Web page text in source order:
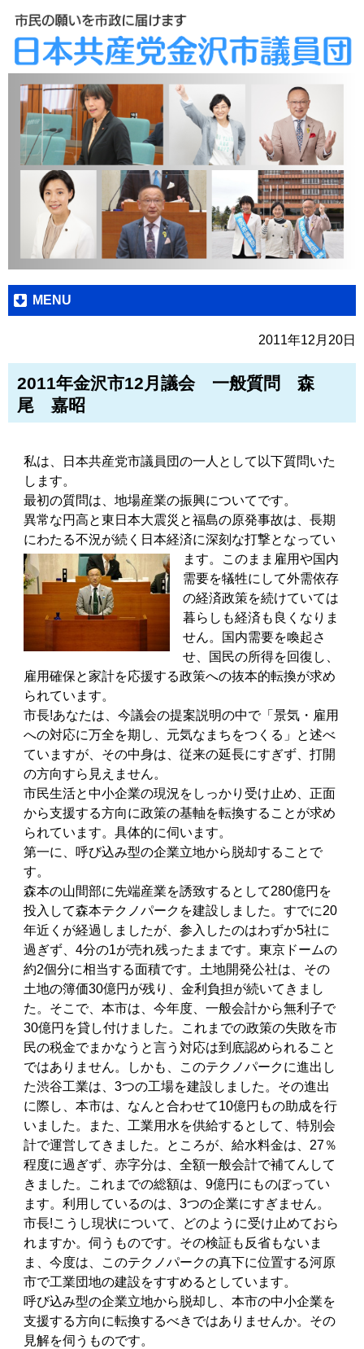
MENU
2011年12月20日
2011年金沢市12月議会 一般質問 森
尾 嘉昭
私は、日本共産党市議員団の一人として以下質問いた
します。
最初の質問は、地場産業の振興についてです。
異常な円高と東日本大震災と福島の原発事故は、長期
にわたる不況が続く日本経済に深刻な打撃となってい
ます。このまま雇用や国内
需要を犠牲にして外需依存
の経済政策を続けていては
暮らしも経済も良くなりま
せん。国内需要を喚起さ
せ、国民の所得を回復し、
雇用確保と家計を応援する政策への抜本的転換が求め
られています。
市長!あなたは、今議会の提案説明の中で「景気・雇用
への対応に万全を期し、元気なまちをつくる」と述べ
ていますが、その中身は、従来の延長にすぎず、打開
の方向すら見えません。
市民生活と中小企業の現況をしっかり受け止め、正面
から支援する方向に政策の基軸を転換することが求め
られています。具体的に伺います。
第一に、呼び込み型の企業立地から脱却することで
す。
森本の山間部に先端産業を誘致するとして280億円を
投入して森本テクノパークを建設しました。すでに20
年近くが経過しましたが、参入したのはわずか5社に
過ぎず、4分の1が売れ残ったままです。東京ドームの
約2個分に相当する面積です。土地開発公社は、その
土地の簿価30億円が残り、金利負担が続いてきまし
た。そこで、本市は、今年度、一般会計から無利子で
30億円を貸し付けました。これまでの政策の失敗を市
民の税金でまかなうと言う対応は到底認められること
ではありません。しかも、このテクノパークに進出し
た渋谷工業は、3つの工場を建設しました。その進出
に際し、本市は、なんと合わせて10億円もの助成を行
いました。また、工業用水を供給するとして、特別会
計で運営してきました。ところが、給水料金は、27％
程度に過ぎず、赤字分は、全額一般会計で補てんして
きました。これまでの総額は、9億円にものぼってい
ます。利用しているのは、3つの企業にすぎません。
市長!こうし現状について、どのように受け止めておら
れますか。伺うものです。その検証も反省もないま
ま、今度は、このテクノパークの真下に位置する河原
市で工業団地の建設をすすめるとしています。
呼び込み型の企業立地から脱却し、本市の中小企業を
支援する方向に転換するべきではありませんか。その
見解を伺うものです。